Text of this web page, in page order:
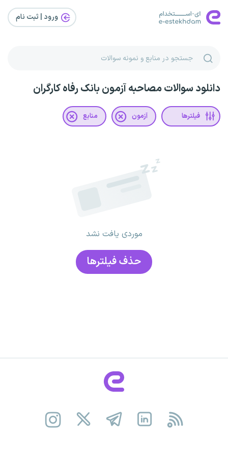
ورود | ثبت‌ نام
دانلود سوالات مصاحبه آزمون بانک رفاه کارگران
فیلترها آزمون منابع
موردی یافت نشد
حذف فیلتر‌ها